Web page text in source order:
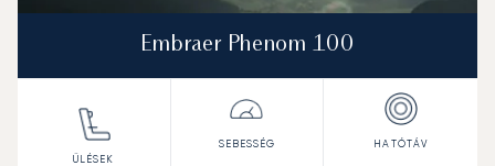
Embraer Phenom 100